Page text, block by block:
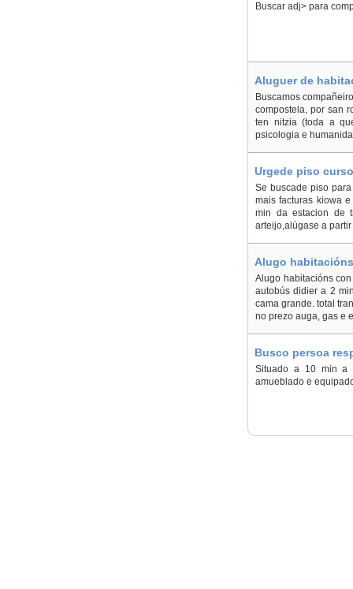
Buscar adj> para
Aluguer de
Buscamos
compostela, por san
ten nitzia (toda a
psicologia e
Urgede piso
Se buscade piso
mais facturas kiowa
min da estacion de
arteijo,alúgase a
Alugo
Alugo habitacións
autobús didier a 2
cama grande. total
no prezo auga, gas e
Busco persoa
de valencia - En
Situado a 10 min a
amueblado e